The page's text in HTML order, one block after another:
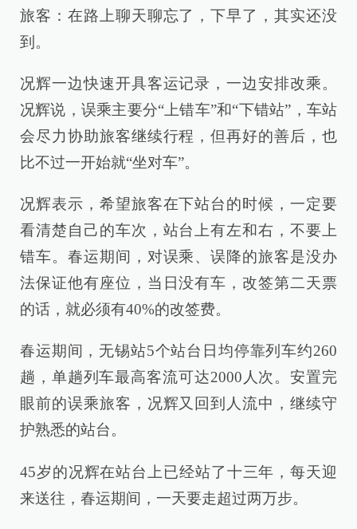
旅客：在路上聊天聊忘了，下早了，其实还没
到。
况辉一边快速开具客运记录，一边安排改乘。
况辉说，误乘主要分“上错车”和“下错站”，车站
会尽力协助旅客继续行程，但再好的善后，也
比不过一开始就“坐对车”。
况辉表示，希望旅客在下站台的时候，一定要
看清楚自己的车次，站台上有左和右，不要上
错车。春运期间，对误乘、误降的旅客是没办
法保证他有座位，当日没有车，改签第二天票
的话，就必须有40%的改签费。
春运期间，无锡站5个站台日均停靠列车约260
趟，单趟列车最高客流可达2000人次。安置完
眼前的误乘旅客，况辉又回到人流中，继续守
护熟悉的站台。
45岁的况辉在站台上已经站了十三年，每天迎
来送往，春运期间，一天要走超过两万步。